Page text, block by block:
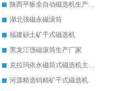
陕西平板全自动磁选机生产厂家
湖北强磁永磁滚筒
福建砂土矿干式磁选机
黑龙江强磁滚筒生产厂家
克拉玛依永磁筒式磁选机主要技术参数
河源精选钨精矿干式磁选机